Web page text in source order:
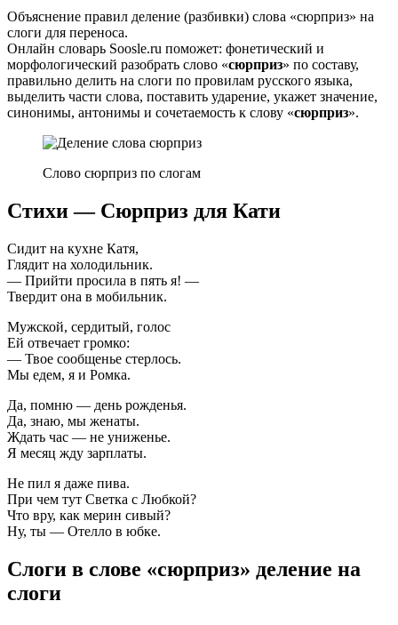
Объяснение правил деление (разбивки) слова «сюрприз» на
слоги для переноса.
Онлайн словарь Soosle.ru поможет: фонетический и
морфологический разобрать слово «сюрприз» по составу,
правильно делить на слоги по провилам русского языка,
выделить части слова, поставить ударение, укажет значение,
синонимы, антонимы и сочетаемость к слову «сюрприз».
Слово сюрприз по слогам
Стихи — Сюрприз для Кати
Сидит на кухне Катя,
Глядит на холодильник.
— Прийти просила в пять я! —
Твердит она в мобильник.
Мужской, сердитый, голос
Ей отвечает громко:
— Твое сообщенье стерлось.
Мы едем, я и Ромка.
Да, помню — день рожденья.
Да, знаю, мы женаты.
Ждать час — не униженье.
Я месяц жду зарплаты.
Не пил я даже пива.
При чем тут Светка с Любкой?
Что вру, как мерин сивый?
Ну, ты — Отелло в юбке.
Слоги в слове «сюрприз» деление на
слоги